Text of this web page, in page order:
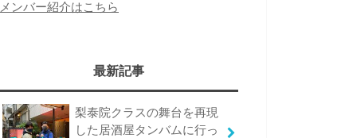
メンバー紹介はこちら
最新記事
梨泰院クラスの舞台を再現
した居酒屋タンバムに行っ